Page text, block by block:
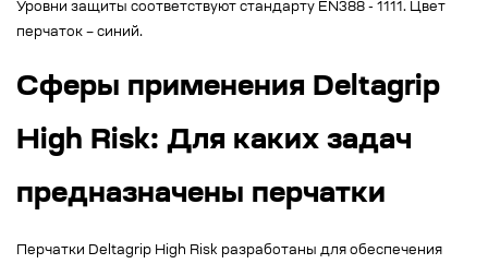
Уровни защиты соответствуют стандарту EN388 - 1111. Цвет
перчаток – синий.
Сферы применения Deltagrip
High Risk: Для каких задач
предназначены перчатки
Перчатки Deltagrip High Risk разработаны для обеспечения